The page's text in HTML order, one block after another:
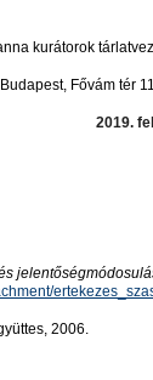
Maszák
Fővám tér
2019.